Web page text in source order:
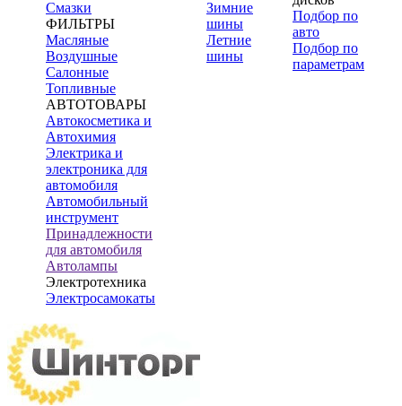
Смазки
ФИЛЬТРЫ
Масляные
Воздушные
Салонные
Топливные
АВТОТОВАРЫ
Автокосметика и
Автохимия
Электрика и
электроника для
автомобиля
Автомобильный
инструмент
Принадлежности
для автомобиля
Автолампы
Электротехника
Электросамокаты
Зимние
шины
Летние
шины
Подбор по
авто
Подбор по
параметрам